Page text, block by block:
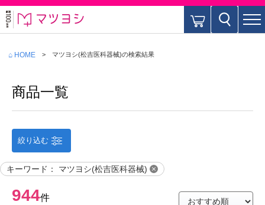
⌂ HOME マツヨシ(松吉医科器械)の検索結果
商品一覧
絞り込む
キーワード ： マツヨシ(松吉医科器械)
944件